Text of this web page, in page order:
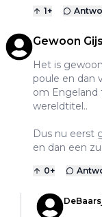
1+
Gewoon Gijs
Het is
poule en dan
om Engeland
wereldtitel..
Dus nu eerst
en dan een
0+